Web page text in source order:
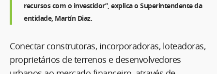
recursos com o investidor”, explica o Superintendente da
entidade, Martín Diaz.
Conectar construtoras, incorporadoras, loteadoras,
proprietários de terrenos e desenvolvedores